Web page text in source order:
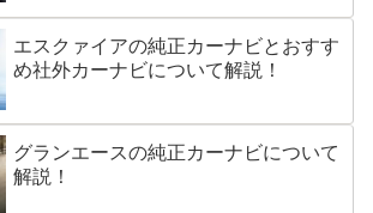
エスクァイアの純正カーナビとおすす
め社外カーナビについて解説！
グランエースの純正カーナビについて
解説！